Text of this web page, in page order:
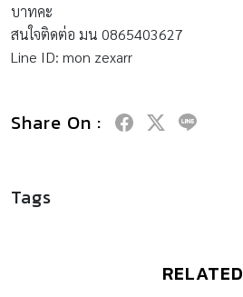
บาทคะ
สนใจติดต่อ มน 0865403627
Line ID: mon zexarr
Share On :
Tags
RELATED